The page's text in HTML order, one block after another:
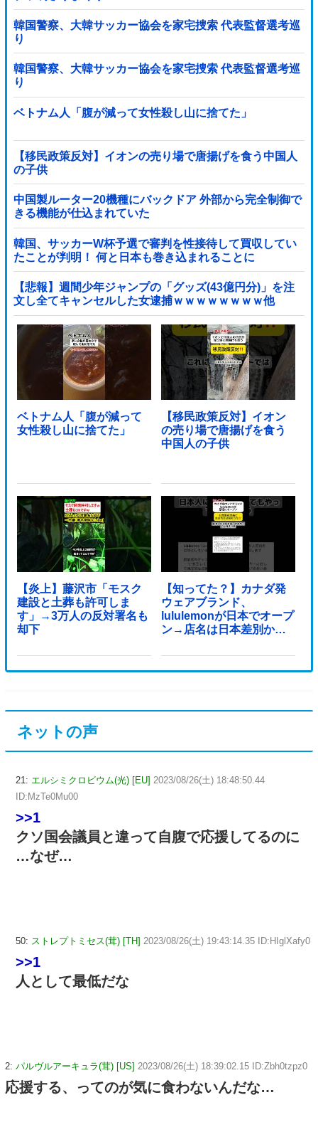
韓国警察、大韓サッカー協会を家宅捜索 代表監督選考巡
り
韓国警察、大韓サッカー協会を家宅捜索 代表監督選考巡
り
ベトナム人「腹が減って女性殺し山に捨てた」
【移民政策反対】イオンの売り場で唐揚げを食う中国人
の子供
中国製ルーター20機種にバックドア 外部から完全制御で
きる機能が仕込まれていた
韓国、サッカーW杯予選で審判を性接待して買収してい
たことが判明！ 何と日本も巻き込まれることに
【悲報】週間少年ジャンプの「グッズ(43億円分)」を注
文し全てキャンセルした女逮捕ｗｗｗｗｗｗｗｗ他
ベトナム人「腹が減って
女性殺し山に捨てた」
【移民政策反対】イオン
の売り場で唐揚げを食う
中国人の子供
【炎上】藤沢市「モスク
建設と土葬も許可しま
す」→3万人の反対署名も
却下
【知ってた？】カナダ発
ウェアブランド、
lululemonが日本でオープ
ン→店名は日本差別から
ネットの声
21: エルシミクロビウム(光) [EU] 2023/08/26(土) 18:48:50.44
ID:MzTe0Mu00
>>1
クソ国会議員と違って自腹で応援してるのに
…なぜ…
50: ストレプトミセス(茸) [TH] 2023/08/26(土) 19:43:14.35 ID:HIglXafy0
>>1
人として最低だな
2: パルヴルアーキュラ(茸) [US] 2023/08/26(土) 18:39:02.15 ID:Zbh0tzpz0
応援する、ってのが気に食わないんだな…